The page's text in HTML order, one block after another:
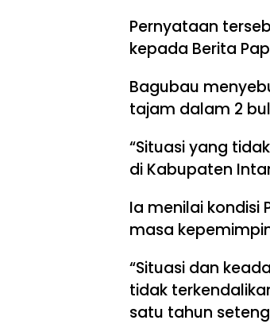
Pernyataan
kepada Berita
Bagubau
tajam dalam 2
“Situasi yang
di Kabupaten
Ia menilai kondisi
masa
“Situasi dan
tidak
satu tahun